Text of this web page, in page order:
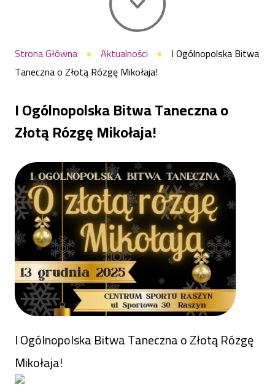
Rózgę
Mikołaja!
Centrum
Sportu
Raszyn
Ścieżka
nawigacyjna
Strona Główna Aktualności
I Ogólnopolska Bitwa
Taneczna o Złotą Rózgę Mikołaja!
I Ogólnopolska Bitwa Taneczna o
Złotą Rózgę Mikołaja!
I Ogólnopolska Bitwa Taneczna o Złotą Rózgę
Mikołaja!